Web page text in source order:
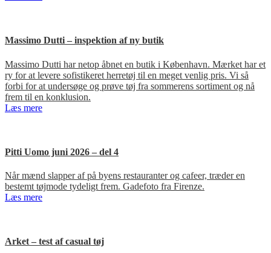
Massimo Dutti – inspektion af ny butik
Massimo Dutti har netop åbnet en butik i København. Mærket har et
ry for at levere sofistikeret herretøj til en meget venlig pris. Vi så
forbi for at undersøge og prøve tøj fra sommerens sortiment og nå
frem til en konklusion.
Læs mere
Pitti Uomo juni 2026 – del 4
Når mænd slapper af på byens restauranter og cafeer, træder en
bestemt tøjmode tydeligt frem. Gadefoto fra Firenze.
Læs mere
Arket – test af casual tøj